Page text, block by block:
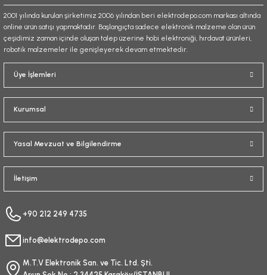
Gönder
2001 yılında kurulan şirketimiz 2006 yılından beri elektrodepo.com markası altında
online ürün satışı yapmaktadır. Başlangıçta sadece elektronik malzeme olan ürün
çeşidimiz zaman içinde oluşan talep üzerine hobi elektroniği, hırdavat ürünleri,
robotik malzemeler ile genişleyerek devam etmektedir.
Üye İşlemleri
Kurumsal
Yasal Mevzuat ve Bilgilendirme
İletişim
+90 212 249 4735
info@elektrodepo.com
M.T.V Elektronik San. ve Tic. Ltd. Şti.